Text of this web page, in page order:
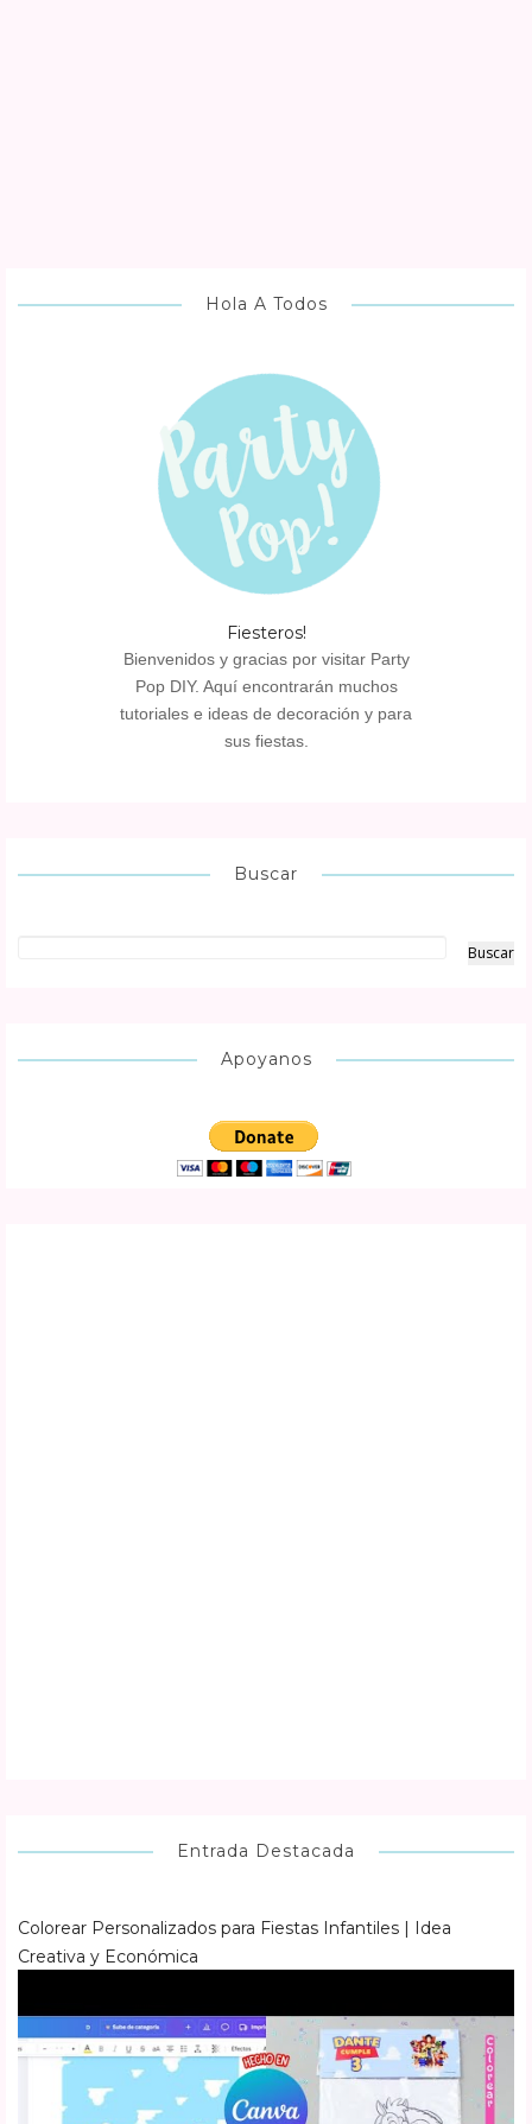
Hola A Todos
Fiesteros!
Bienvenidos y gracias por visitar Party
Pop DIY. Aquí encontrarán muchos
tutoriales e ideas de decoración y para
sus fiestas.
Buscar
Apoyanos
Entrada Destacada
Colorear Personalizados para Fiestas Infantiles | Idea
Creativa y Económica